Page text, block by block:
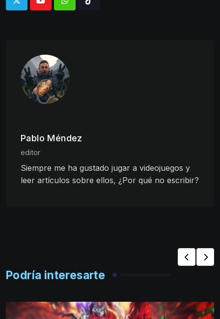
WhatsappTiktok
Pablo Méndez
editor
Siempre me ha gustado jugar a videojuegos y
leer artículos sobre ellos, ¿Por qué no escribir?
Podría interesarte